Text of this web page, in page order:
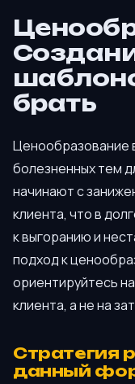
брать
Ценообразование
болезненных тем
начинают с
клиента, что в
к выгоранию и
подход к
ориентируйтесь
клиента, а не на
Стратегия
данный